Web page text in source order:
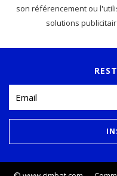
son référencement ou
solutions